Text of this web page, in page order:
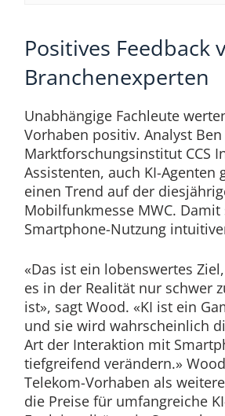
Positives Feedback
Branchenexperten
Unabhängige Fachleute
Vorhaben positiv. Analyst
Marktforschungsinstitut CCS
Assistenten, auch KI-Agenten
einen Trend auf der
Mobilfunkmesse MWC.
Smartphone-Nutzung
«Das ist ein lobenswertes
es in der Realität nur schwer
ist», sagt Wood. «KI ist ein
und sie wird wahrscheinlich
Art der Interaktion mit
tiefgreifend verändern.»
Telekom-Vorhaben als
die Preise für umfangreiche